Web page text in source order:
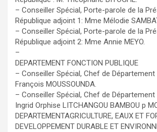
– Conseiller Spécial, Porte-parole de la
République adjoint 1: Mme Mélodie
– Conseiller Spécial, Porte-parole de la
République adjoint 2: Mme Annie MEYO.
–
DEPARTEMENT FONCTION PUBLIQUE
– Conseiller Spécial, Chef de Département
François MOUSSOUNDA.
– Conseiller Spécial, Chef de
Ingrid Orphise LITCHANGOU BAMBOU p
DEPARTEMENTAGRICULTURE, EAUX ET
DEVELOPPEMENT DURABLE ET